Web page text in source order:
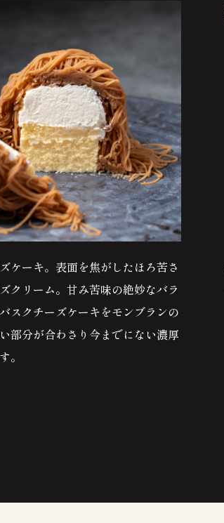
ケーキ。表面を焦がしたほろ苦さ
クリーム。甘み苦味の絶妙なバラ
スクチーズケーキをモンブランの
部分が合わさり今までにない濃厚
。